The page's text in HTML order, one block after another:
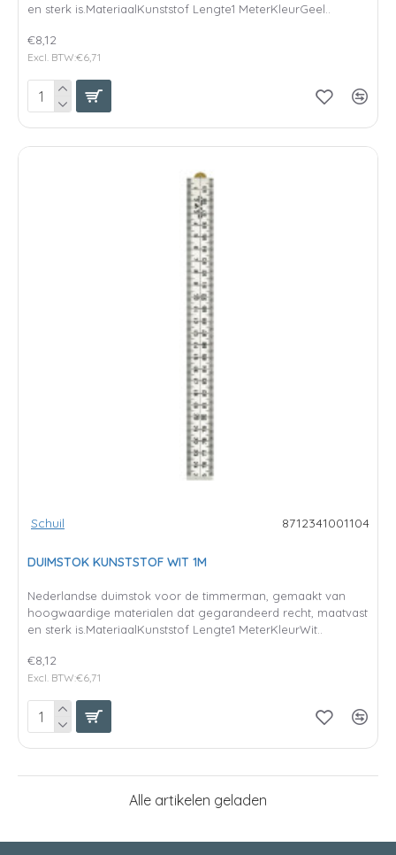
en sterk is.MateriaalKunststof Lengte1 MeterKleurGeel..
€8,12
Excl. BTW:€6,71
Schuil 8712341001104
DUIMSTOK KUNSTSTOF WIT 1M
Nederlandse duimstok voor de timmerman, gemaakt van
hoogwaardige materialen dat gegarandeerd recht, maatvast
en sterk is.MateriaalKunststof Lengte1 MeterKleurWit..
€8,12
Excl. BTW:€6,71
Alle artikelen geladen